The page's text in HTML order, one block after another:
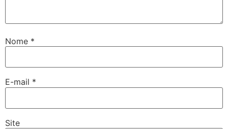
Nome *
E-mail *
Site